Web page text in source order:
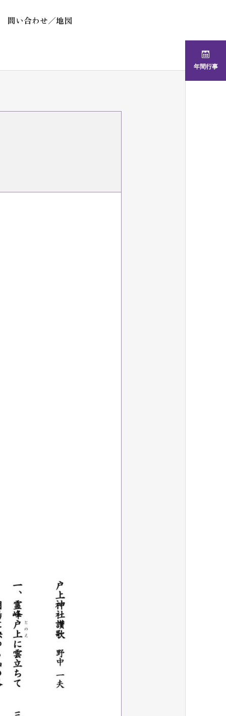
問い合わせ／地図
年間行事